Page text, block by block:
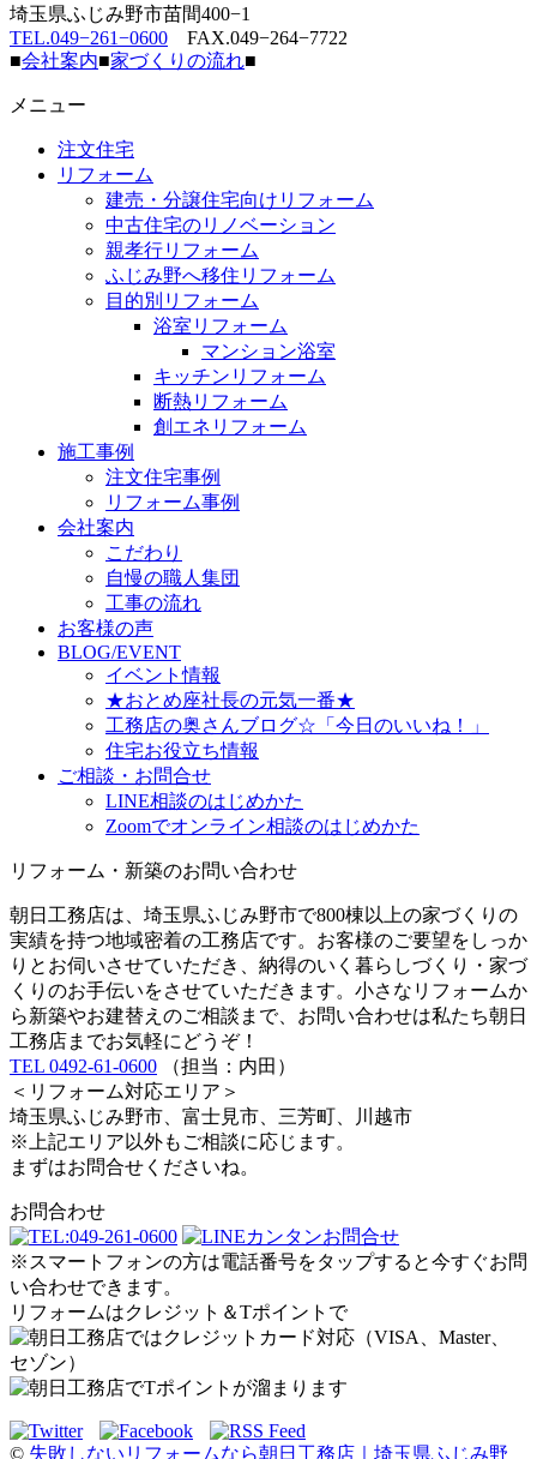
埼玉県ふじみ野市苗間400−1
TEL.049−261−0600 FAX.049−264−7722
■会社案内■家づくりの流れ■
メニュー
注文住宅
リフォーム
建売・分譲住宅向けリフォーム
中古住宅のリノベーション
親孝行リフォーム
ふじみ野へ移住リフォーム
目的別リフォーム
浴室リフォーム
マンション浴室
キッチンリフォーム
断熱リフォーム
創エネリフォーム
施工事例
注文住宅事例
リフォーム事例
会社案内
こだわり
自慢の職人集団
工事の流れ
お客様の声
BLOG/EVENT
イベント情報
★おとめ座社長の元気一番★
工務店の奥さんブログ☆「今日のいいね！」
住宅お役立ち情報
ご相談・お問合せ
LINE相談のはじめかた
Zoomでオンライン相談のはじめかた
リフォーム・新築のお問い合わせ
朝日工務店は、埼玉県ふじみ野市で800棟以上の家づくりの
実績を持つ地域密着の工務店です。お客様のご要望をしっか
りとお伺いさせていただき、納得のいく暮らしづくり・家づ
くりのお手伝いをさせていただきます。小さなリフォームか
ら新築やお建替えのご相談まで、お問い合わせは私たち朝日
工務店までお気軽にどうぞ！
TEL 0492-61-0600 （担当：内田）
＜リフォーム対応エリア＞
埼玉県ふじみ野市、富士見市、三芳町、川越市
※上記エリア以外もご相談に応じます。
まずはお問合せくださいね。
お問合わせ
※スマートフォンの方は電話番号をタップすると今すぐお問
い合わせできます。
リフォームはクレジット＆Tポイントで
© 失敗しないリフォームなら朝日工務店｜埼玉県ふじみ野